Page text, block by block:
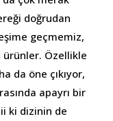
doğrudan
geçmemiz,
ürünler. Özellikle
da öne çıkıyor,
apayrı bir
ki dizinin de